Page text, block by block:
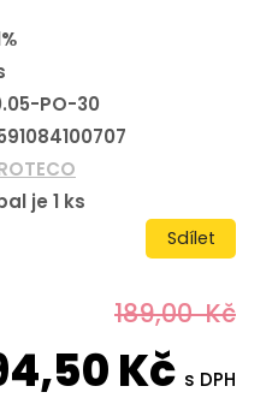
PO-30
je 1 ks
Sdílet
189,00Kč
Kč s DPH